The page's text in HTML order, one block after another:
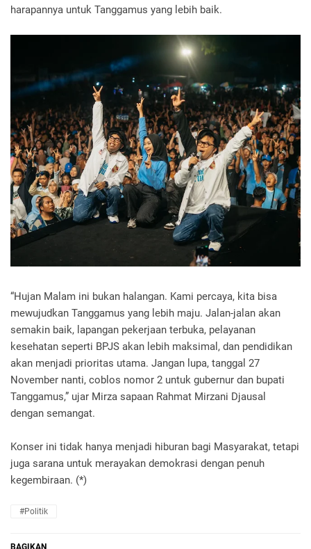
harapannya untuk Tanggamus yang lebih baik.
“Hujan Malam ini bukan halangan. Kami percaya, kita bisa
mewujudkan Tanggamus yang lebih maju. Jalan-jalan akan
semakin baik, lapangan pekerjaan terbuka, pelayanan
kesehatan seperti BPJS akan lebih maksimal, dan pendidikan
akan menjadi prioritas utama. Jangan lupa, tanggal 27
November nanti, coblos nomor 2 untuk gubernur dan bupati
Tanggamus,” ujar Mirza sapaan Rahmat Mirzani Djausal
dengan semangat.
Konser ini tidak hanya menjadi hiburan bagi Masyarakat, tetapi
juga sarana untuk merayakan demokrasi dengan penuh
kegembiraan. (*)
#Politik
BAGIKAN